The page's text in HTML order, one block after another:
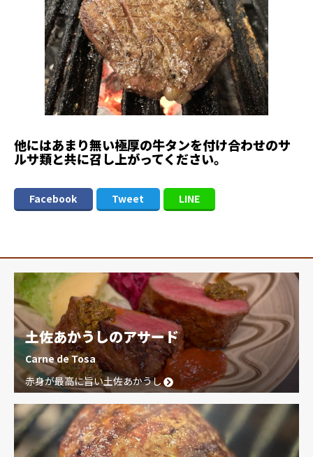
他にはあまり無い極厚の牛タンを付け合わせのサ
ルサ類と共に召し上がってください。
Facebook Tweet LINE
土佐あかうしのアサード
Carne de Tosa
赤身が最高に旨い土佐あかうし